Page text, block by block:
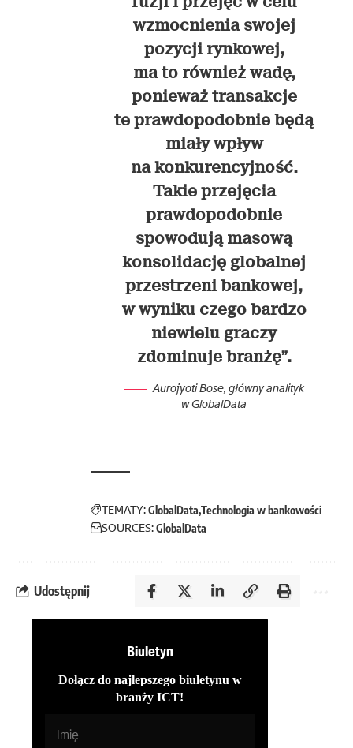
wzmocnienia swojej
pozycji rynkowej,
ma to również wadę,
ponieważ transakcje
te prawdopodobnie będą
miały wpływ
na konkurencyjność.
Takie przejęcia
prawdopodobnie
spowodują masową
konsolidację globalnej
przestrzeni bankowej,
w wyniku czego bardzo
niewielu graczy
zdominuje branżę”.
Aurojyoti Bose, główny analityk
w GlobalData
TEMATY:GlobalData Technologia w bankowości
SOURCES:GlobalData
Udostępnij
Biuletyn
Dołącz do najlepszego biuletynu w
branży ICT!